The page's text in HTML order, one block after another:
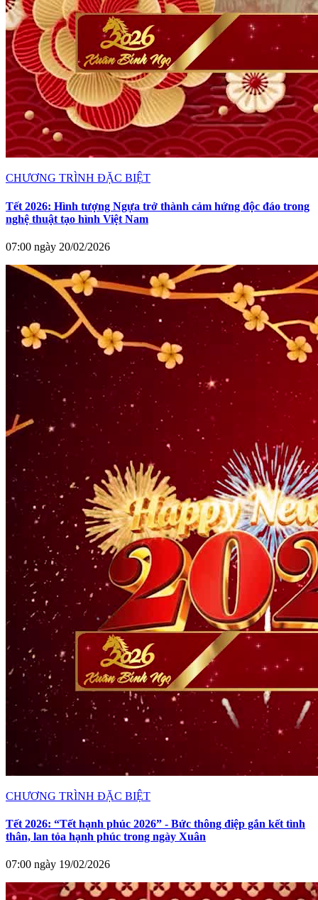
CHƯƠNG TRÌNH ĐẶC BIỆT
Tết 2026: Hình tượng Ngựa trở thành cảm hứng độc đáo trong
nghệ thuật tạo hình Việt Nam
07:00 ngày 20/02/2026
CHƯƠNG TRÌNH ĐẶC BIỆT
Tết 2026: “Tết hạnh phúc 2026” - Bức thông điệp gắn kết tình
thân, lan tỏa hạnh phúc trong ngày Xuân
07:00 ngày 19/02/2026